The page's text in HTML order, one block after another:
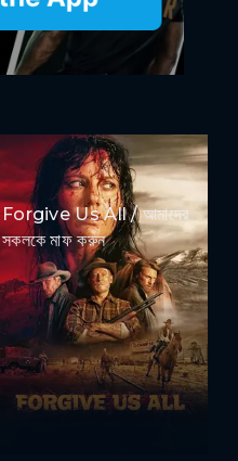
Forgive Us All / আমাদের
সকলকে মাফ করুন